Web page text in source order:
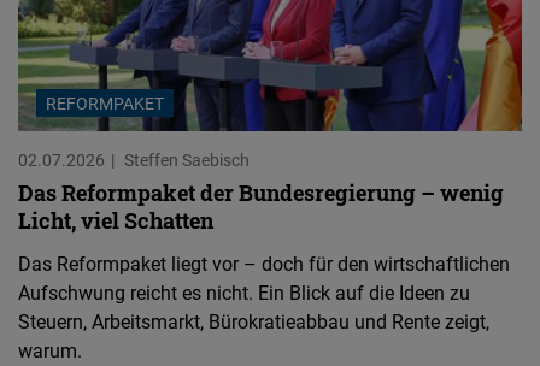
REFORMPAKET
02.07.2026 Steffen Saebisch
Das Reformpaket der Bundesregierung – wenig
Licht, viel Schatten
Das Reformpaket liegt vor – doch für den wirtschaftlichen
Aufschwung reicht es nicht. Ein Blick auf die Ideen zu
Steuern, Arbeitsmarkt, Bürokratieabbau und Rente zeigt,
warum.